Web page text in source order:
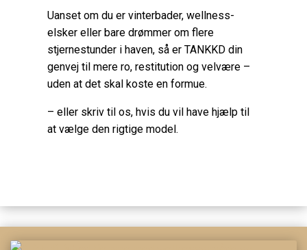
Uanset om du er vinterbader, wellness-
elsker eller bare drømmer om flere
stjernestunder i haven, så er TANKKD din
genvej til mere ro, restitution og velvære –
uden at det skal koste en formue.
– eller skriv til os, hvis du vil have hjælp til
at vælge den rigtige model.